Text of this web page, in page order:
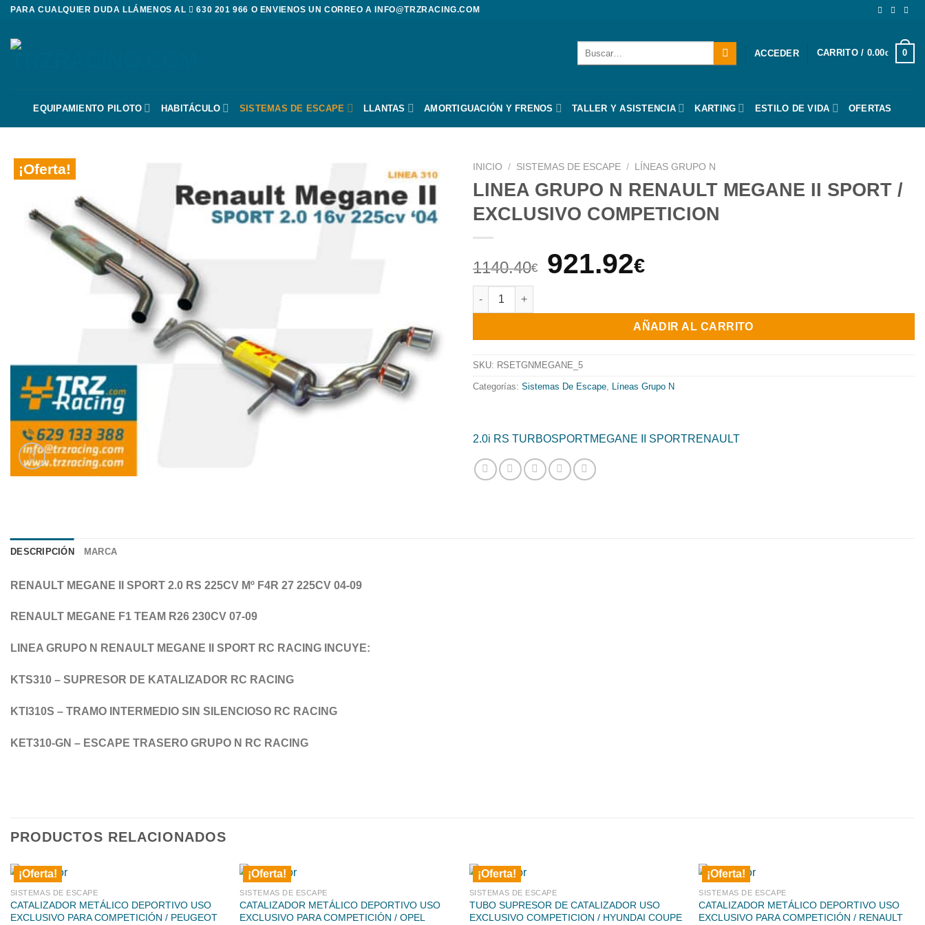
Saltar
contenido
PARA CUALQUIER DUDA LLÁMENOS AL 630 201 966 O ENVIENOS UN CORREO A INFO@TRZRACING.COM
ACCEDER CARRITO / 0.00€ 0
EQUIPAMIENTO PILOTO HABITÁCULO SISTEMAS DE ESCAPE LLANTAS AMORTIGUACIÓN Y FRENOS TALLER Y ASISTENCIA KARTING ESTILO DE VIDA OFERTAS
¡Oferta! INICIO / SISTEMAS DE ESCAPE / LÍNEAS GRUPO N
LINEA GRUPO N RENAULT MEGANE II SPORT /
EXCLUSIVO COMPETICION
1140.40€
El
original
era:
1140.40€.
921.92€El
actual
es:
921.92€.
LINEA GRUPO N RENAULT MEGANE II SPORT / EXCLUSIVO COMPETICION cantidad
AÑADIR AL CARRITO
SKU: RSETGNMEGANE_5
Categorías: Sistemas De Escape Líneas Grupo N
2.0i RS TURBOSPORTMEGANE II SPORTRENAULT
DESCRIPCIÓN MARCA
RENAULT MEGANE II SPORT 2.0 RS 225CV Mº F4R 27 225CV 04-09
RENAULT MEGANE F1 TEAM R26 230CV 07-09
LINEA GRUPO N RENAULT MEGANE II SPORT RC RACING INCUYE:
KTS310 – SUPRESOR DE KATALIZADOR RC RACING
KTI310S – TRAMO INTERMEDIO SIN SILENCIOSO RC RACING
KET310-GN – ESCAPE TRASERO GRUPO N RC RACING
PRODUCTOS RELACIONADOS
¡Oferta!
SISTEMAS DE ESCAPE
CATALIZADOR METÁLICO DEPORTIVO USO
EXCLUSIVO PARA COMPETICIÓN / PEUGEOT
¡Oferta!
SISTEMAS DE ESCAPE
CATALIZADOR METÁLICO DEPORTIVO USO
EXCLUSIVO PARA COMPETICIÓN / OPEL
¡Oferta!
SISTEMAS DE ESCAPE
TUBO SUPRESOR DE CATALIZADOR USO
EXCLUSIVO COMPETICION / HYUNDAI COUPE
¡Oferta!
SISTEMAS DE ESCAPE
CATALIZADOR METÁLICO DEPORTIVO USO
EXCLUSIVO PARA COMPETICIÓN / RENAULT